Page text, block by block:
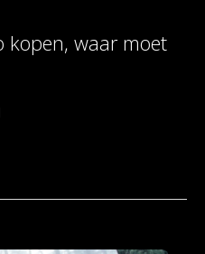
kopen, waar moet